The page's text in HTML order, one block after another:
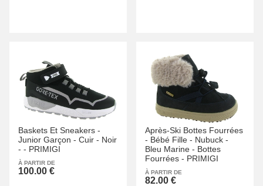
Baskets Et Sneakers -
Junior Garçon - Cuir - Noir
- - PRIMIGI
À PARTIR DE
100.00 €
Après-Ski Bottes Fourrées
- Bébé Fille - Nubuck -
Bleu Marine - Bottes
Fourrées - PRIMIGI
À PARTIR DE
82.00 €